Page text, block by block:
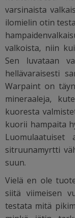
varsinaista
ilomielin otin
valkoista, niin
Sen luvataan
hellävaraisesti
Warpaint on
mineraaleja,
kuoresta
kuorii hampaita
sitruunamyrtti
suun.
Vielä en ole
siitä viimeisen
testata mitä